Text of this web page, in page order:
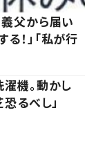
義父から届い
！」「私が行
機。動かし
るべし」